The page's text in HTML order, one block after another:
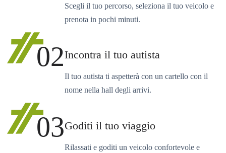
Scegli il tuo percorso, seleziona il tuo veicolo e
prenota in pochi minuti.
02Incontra il tuo autista
Il tuo autista ti aspetterà con un cartello con il
nome nella hall degli arrivi.
03Goditi il tuo viaggio
Rilassati e goditi un veicolo confortevole e